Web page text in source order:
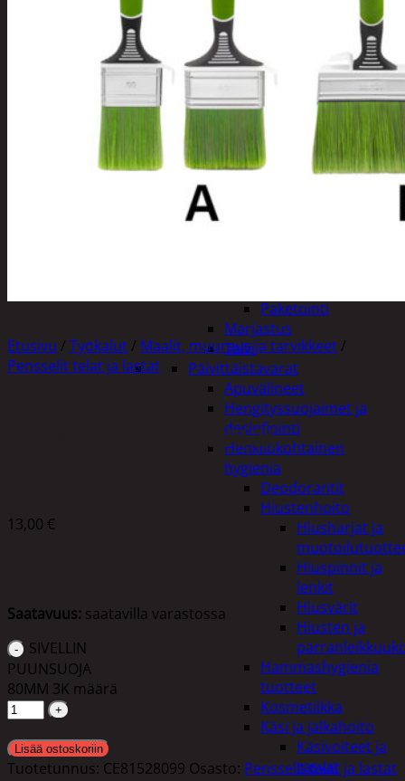
Poistotuotteet
Kausituotteet
Joulu
Joulu- ja kausivalot
Eläimet ja
tontut
Kyntteliköt
Valoketjut ja
kuusenvalot
Paketointi
Marjastus
Talvi
Päivittäistavarat
Apuvälineet
Hengityssuojaimet ja
desinfiointi
Henkilökohtainen
hygienia
Deodorantit
Hiustenhoito
Hiusharjat ja
Hiuspinnit ja
lenkit
Hiusvärit
Hiusten ja
Hammashygienia
tuotteet
Kosmetiikka
Käsi ja jalkahoito
Käsivoiteet ja
rasvat
Etusivu / Työkalut / Maalit, muuraus ja tarvikkeet /
Pensselit telat ja lastat
SIVELLIN PUUNSUOJA 80MM 3K
13,00 €
Saatavuus: saatavilla varastossa
SIVELLIN
PUUNSUOJA
80MM 3K määrä
Lisää ostoskoriin
Tuotetunnus: CE81528099 Osasto: Pensselit telat ja lastat